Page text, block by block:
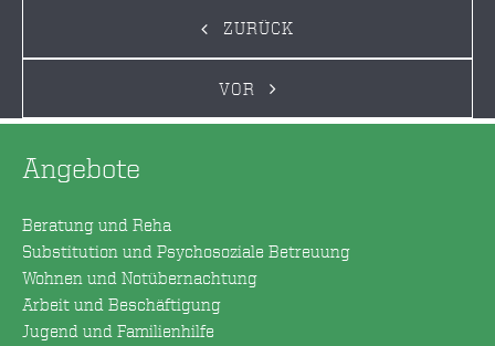
ZURÜCK
VOR
Angebote
Beratung und Reha
Substitution und Psychosoziale Betreuung
Wohnen und Notübernachtung
Arbeit und Beschäftigung
Jugend und Familienhilfe